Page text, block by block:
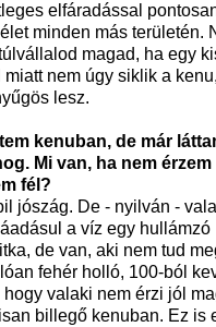
elfáradással
minden más területén.
magad, ha egy
nem úgy siklik a
lesz.
kenuban, de már
Mi van, ha nem
fél?
jószág. De - nyilván -
a víz egy hullámzó
de van, aki nem tud
fehér holló, 100-ból
hogy valaki nem érzi jól
billegő kenuban. Ez is